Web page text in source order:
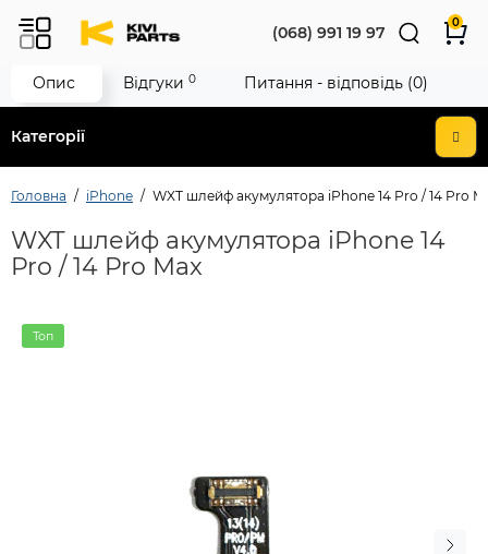
Категорії
(068) 991 19 97
0
Головна iPhone WXT шлейф акумулятора iPhone 14 Pro / 14 Pro
WXT шлейф акумулятора iPhone 14
Pro / 14 Pro Max
Топ
Опис Відгуки 0 Питання - відповідь (0)